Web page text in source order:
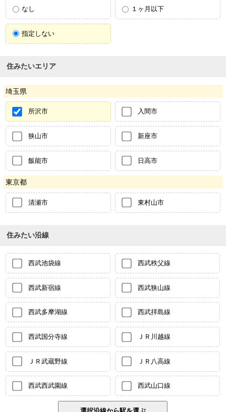
なし １ヶ月以下
指定しない
住みたいエリア
埼玉県
所沢市 入間市
狭山市 新座市
飯能市 日高市
東京都
清瀬市 東村山市
住みたい沿線
西武池袋線 西武秩父線
西武新宿線 西武狭山線
西武多摩湖線 西武拝島線
西武国分寺線 ＪＲ川越線
ＪＲ武蔵野線 ＪＲ八高線
西武西武園線 西武山口線